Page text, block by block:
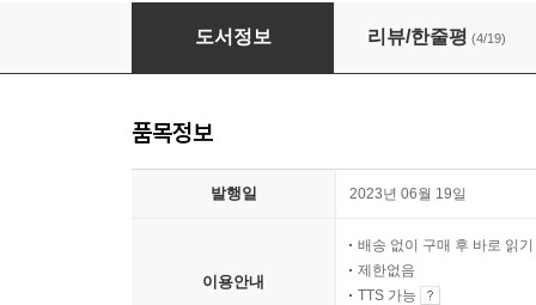
불교입문
도서정보 리뷰/한줄평 (4/19)
품목정보
발행일 2023년 06월 19일
이용안내
배송 없이 구매 후 바로 읽기
제한없음
TTS 가능